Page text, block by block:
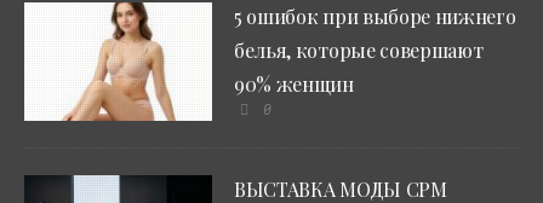
5 ошибок при выборе нижнего
белья, которые совершают
90% женщин
0
ВЫСТАВКА МОДЫ CPM